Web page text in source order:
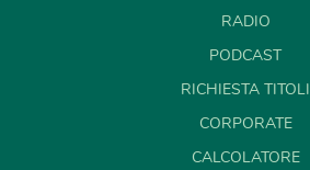
RADIO
PODCAST
RICHIESTA TITOLI
CORPORATE
CALCOLATORE